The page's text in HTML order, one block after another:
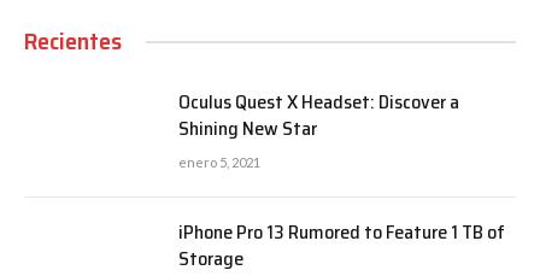
Recientes
Oculus Quest X Headset: Discover a
Shining New Star
enero 5, 2021
iPhone Pro 13 Rumored to Feature 1 TB of
Storage